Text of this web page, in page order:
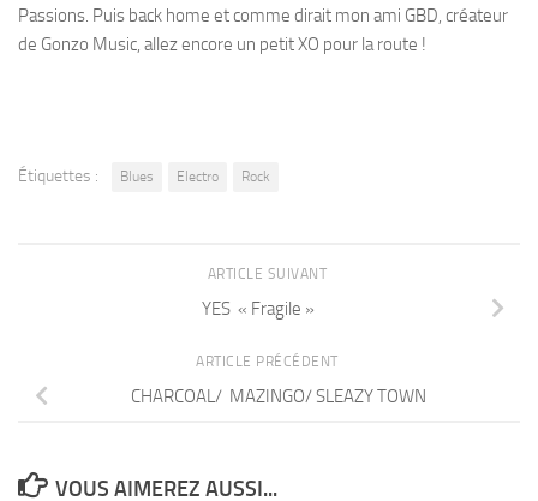
Passions. Puis back home et comme dirait mon ami GBD, créateur
de Gonzo Music, allez encore un petit XO pour la route !
Étiquettes : Blues Electro Rock
ARTICLE SUIVANT
YES « Fragile »
ARTICLE PRÉCÉDENT
CHARCOAL/ MAZINGO/ SLEAZY TOWN
VOUS AIMEREZ AUSSI...